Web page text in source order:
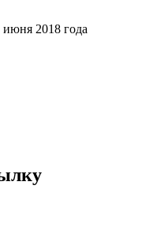
2018 года